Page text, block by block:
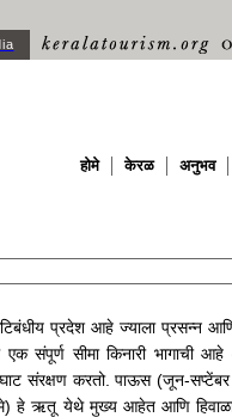
होमे केरळ अनुभव
प्रदेश आहे ज्याला प्रसन्न आणि
संपूर्ण सीमा किनारी भागाची
घाट संरक्षण करतो. पाऊस (जून-
मे) हे ऋतू येथे मुख्य आहेत आणि